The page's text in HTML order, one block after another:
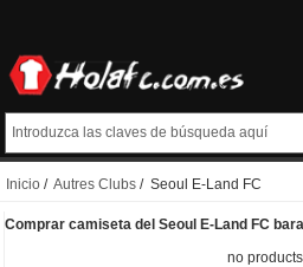
Inicio / Autres Clubs / Seoul E-Land FC
Comprar camiseta del Seoul E-Land FC
no products.